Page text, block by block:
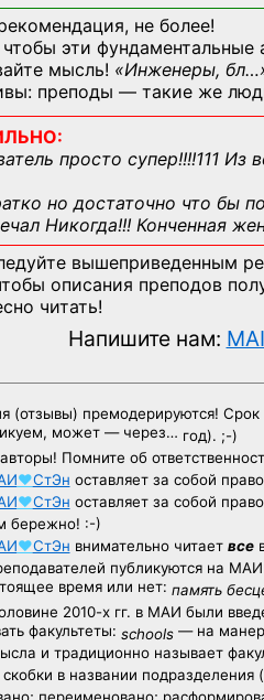
не более!
эти фундаментальные
мысль! «Инженеры,
преподы — такие же
просто супер!!!!111
но достаточно что бы
Никогда!!! Конченная
вышеприведенным
описания преподов
читать!
Напишите нам:
(отзывы) премодерируются!
может — через… год). ;-)
Помните об
♥СтЭн оставляет за собой
♥СтЭн оставляет за собой
бережно! :-)
♥СтЭн внимательно читает все
публикуются на МАИ
время или нет: память
2010-х гг. в МАИ были
факультеты: schools— на манер
и традиционно называет
в названии